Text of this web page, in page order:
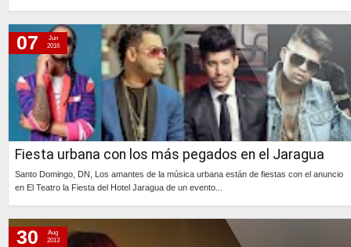
Fiesta urbana con los más pegados en el Jaragua
Santo Domingo, DN, Los amantes de la música urbana están de fiestas con el anuncio
en El Teatro la Fiesta del Hotel Jaragua de un evento...
07
Jun
2016
30
Aug
2013